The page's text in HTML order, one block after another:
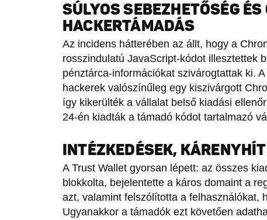
SÚLYOS SEBEZHETŐSÉG ÉS
HACKERTÁMADÁS
Az incidens hátterében az állt, hogy a
rosszindulatú JavaScript-kódot illesztettek
pénztárca-információkat szivárogtattak ki.
hackerek valószínűleg egy kiszivárgott
így kikerülték a vállalat belső kiadási
24-én kiadták a támadó kódot tartalmazó
INTÉZKEDÉSEK,
A Trust Wallet gyorsan lépett: az összes
blokkolta, bejelentette a káros domaint a
azt, valamint felszólította a felhasználókat,
Ugyanakkor a támadók ezt követően